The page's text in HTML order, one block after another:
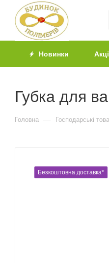
Новинки
Губка для
Головна — Господарські
Безкоштовна доставка*